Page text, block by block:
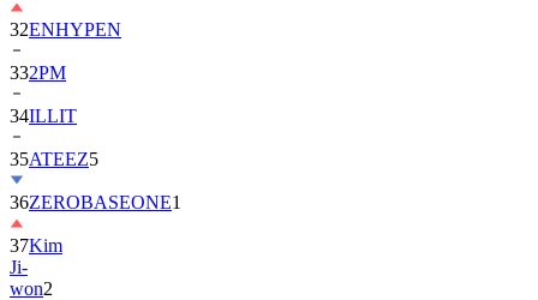
32ENHYPEN
332PM
34ILLIT
35ATEEZ5
36ZEROBASEONE1
37Kim
Ji-
won2